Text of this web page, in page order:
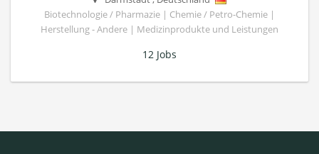
Biotechnologie / Pharmazie | Chemie / Petro-Chemie |
Herstellung - Andere | Medizinprodukte und Leistungen
12 Jobs